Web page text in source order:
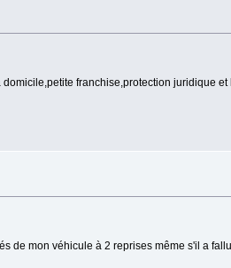
franchise,protection juridique
de mon véhicule à 2 reprises même s'il a